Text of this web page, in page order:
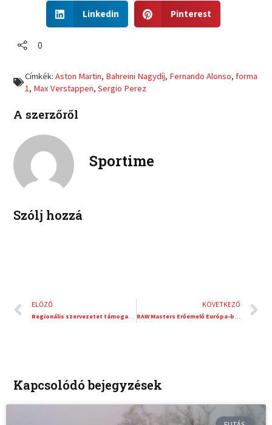
r
o
k
i
h
n
l
n
e
Linkedin
h
n
e
Pinterest
0
Címkék:Aston Martin, Bahreini Nagydíj, Fernando Alonso,forma
1, Max Verstappen,Sergio Perez
A szerzőről
Sportime
Szólj hozzá
Előző
ELŐZŐ
Regionális szervezetet támogat Lubics Szilvia ultrafutó legközelebbi futásával
KÖVETKEZŐ
RAW Masters Erőemelő Európa-bajnokság – Fekete Miklós mindent megnyert
Kapcsolódó bejegyzések